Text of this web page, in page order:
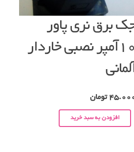
برق نری پاور
۱۰آمپر نصبی خاردار
تومان
افزودن به سبد خرید